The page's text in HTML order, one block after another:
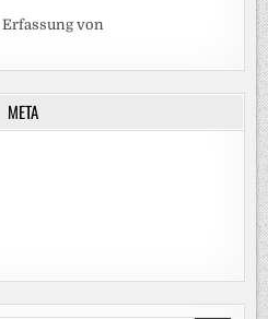
Erfassung von
META